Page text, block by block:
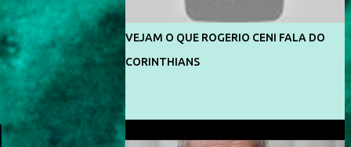
VEJAM O QUE ROGERIO CENI FALA DO
CORINTHIANS